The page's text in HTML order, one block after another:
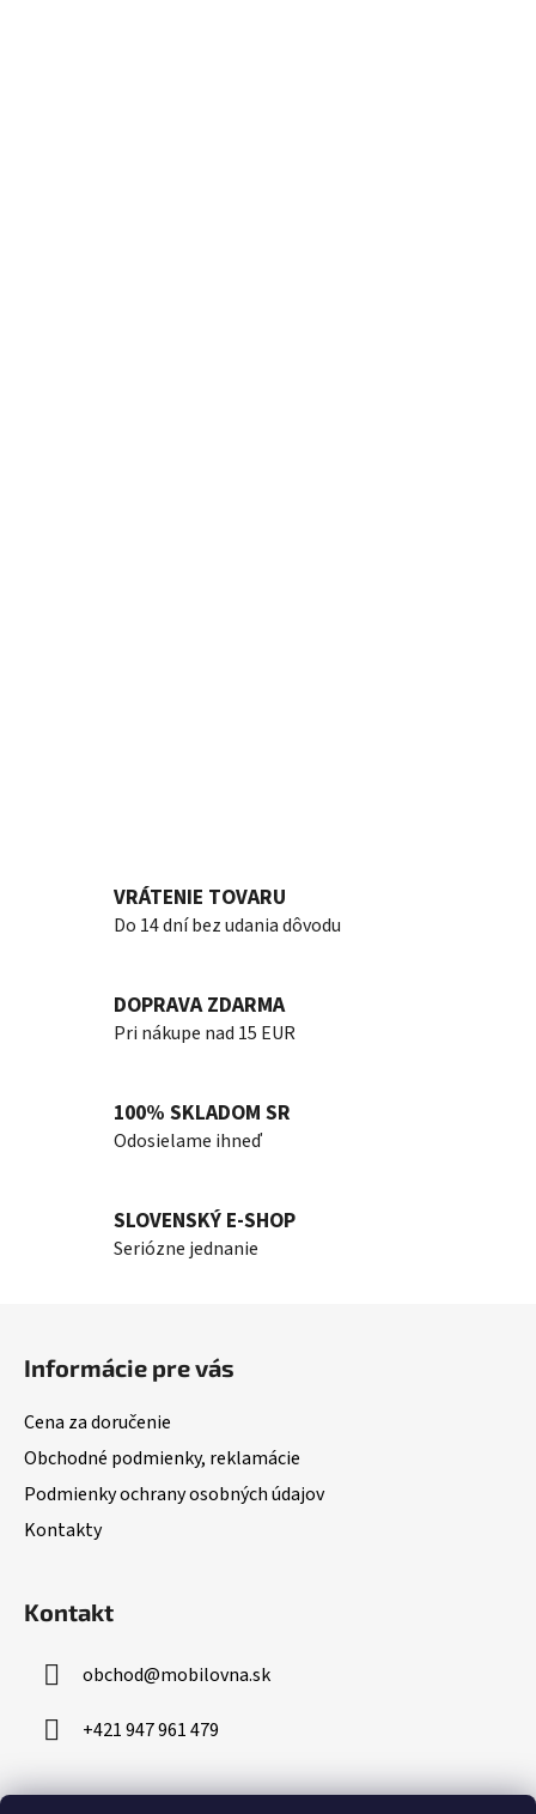
VRÁTENIE TOVARU
Do 14 dní bez udania dôvodu
DOPRAVA ZDARMA
Pri nákupe nad 15 EUR
100% SKLADOM SR
Odosielame ihneď
SLOVENSKÝ E-SHOP
Seriózne jednanie
Informácie pre vás
Cena za doručenie
Obchodné podmienky, reklamácie
Podmienky ochrany osobných údajov
Kontakty
Kontakt
obchod@mobilovna.sk
+421 947 961 479